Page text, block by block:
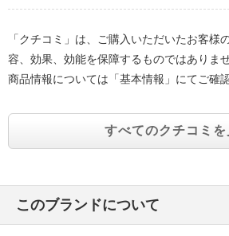
「クチコミ」は、ご購入いただいたお客様
容、効果、効能を保障するものではありませ
商品情報については「基本情報」にてご確
すべてのクチコミを
このブランドについて